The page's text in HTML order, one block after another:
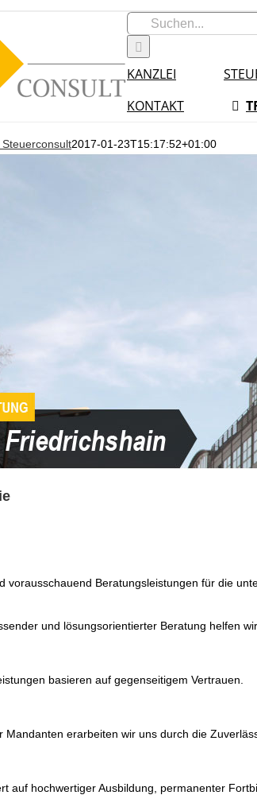
Suche
nach:
KANZLEI
KONTAKT
Steuerconsult2017-01-23T15:17:52+01:00
vorausschauend Beratungsleistungen für die
und lösungsorientierter Beratung helfen
basieren auf gegenseitigem Vertrauen.
Mandanten erarbeiten wir uns durch die
auf hochwertiger Ausbildung, permanenter